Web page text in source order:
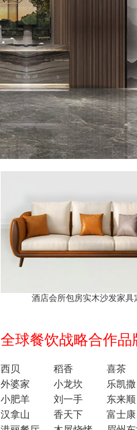
酒店会所包房实木沙发家具
全球餐饮战略合作品
西贝 稻香
喜茶
外婆家
小龙坎
乐凯撒
小肥羊
刘一手
东来顺
汉拿山
香天下
富士康